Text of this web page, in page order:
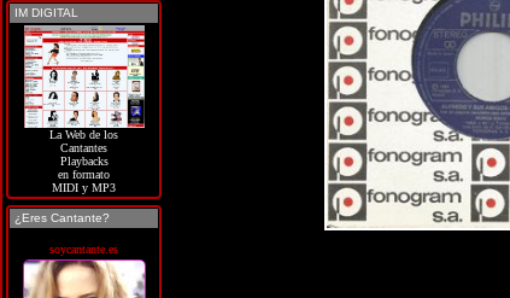
IM DIGITAL
La Web de los
Cantantes
Playbacks
en formato
MIDI y MP3
¿Eres Cantante?
soycantante.es